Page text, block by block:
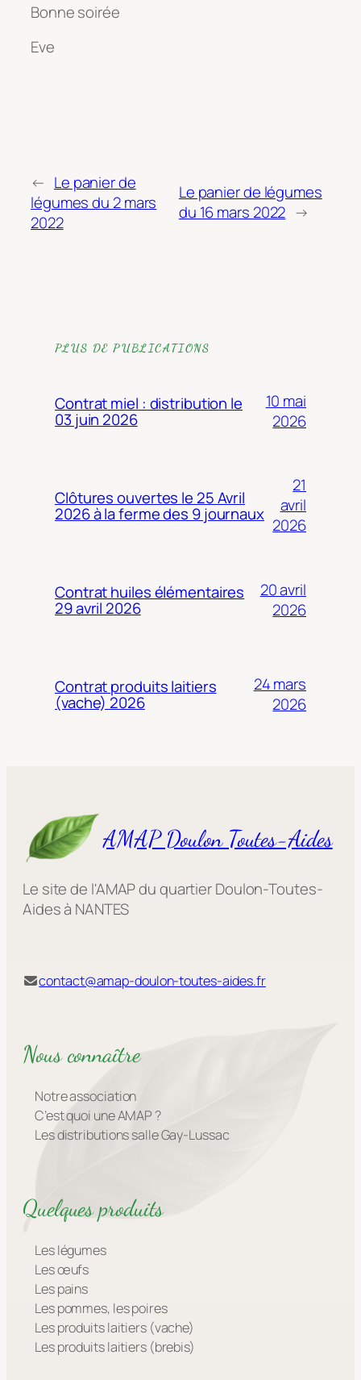
Bonne soirée
Eve
← Le panier de
légumes du 2 mars
2022
Le panier de légumes
du 16 mars 2022 →
PLUS DE PUBLICATIONS
Contrat miel : distribution le
03 juin 2026
10 mai
2026
Clôtures ouvertes le 25 Avril
2026 à la ferme des 9 journaux
21
avril
2026
Contrat huiles élémentaires
29 avril 2026
20 avril
2026
Contrat produits laitiers
(vache) 2026
24 mars
2026
AMAP Doulon Toutes-Aides
Le site de l'AMAP du quartier Doulon-Toutes-
Aides à NANTES
contact@amap-doulon-toutes-aides.fr
Nous connaître
Notre association
C’est quoi une AMAP ?
Les distributions salle Gay-Lussac
Quelques produits
Les légumes
Les œufs
Les pains
Les pommes, les poires
Les produits laitiers (vache)
Les produits laitiers (brebis)